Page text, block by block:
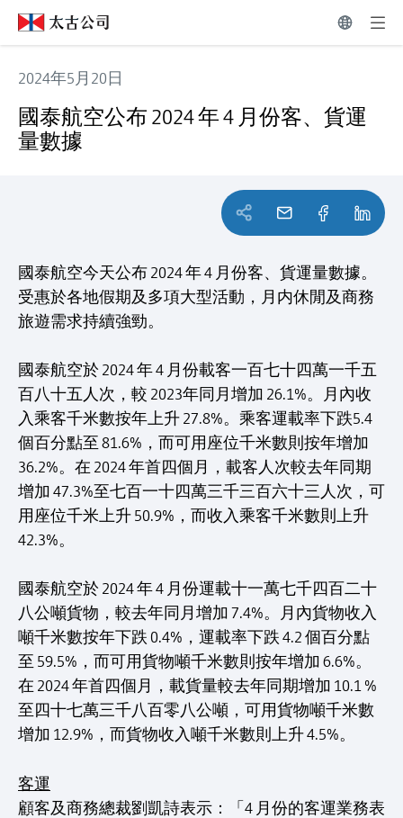
2024年5月20日
國泰航空公布 2024 年 4 月份客、貨運
量數據
國泰航空今天公布 2024 年 4 月份客、貨運量數據。
受惠於各地假期及多項大型活動，月内休閒及商務
旅遊需求持續強勁。
國泰航空於 2024 年 4 月份載客一百七十四萬一千五
百八十五人次，較 2023年同月增加 26.1%。月內收
入乘客千米數按年上升 27.8%。乘客運載率下跌5.4
個百分點至 81.6%，而可用座位千米數則按年增加
36.2%。在 2024 年首四個月，載客人次較去年同期
增加 47.3%至七百一十四萬三千三百六十三人次，可
用座位千米上升 50.9%，而收入乘客千米數則上升
42.3%。
國泰航空於 2024 年 4 月份運載十一萬七千四百二十
八公噸貨物，較去年同月增加 7.4%。月內貨物收入
噸千米數按年下跌 0.4%，運載率下跌 4.2 個百分點
至 59.5%，而可用貨物噸千米數則按年增加 6.6%。
在 2024 年首四個月，載貨量較去年同期增加 10.1 %
至四十七萬三千八百零八公噸，可用貨物噸千米數
增加 12.9%，而貨物收入噸千米數則上升 4.5%。
客運
顧客及商務總裁劉凱詩表示：「4 月份的客運業務表